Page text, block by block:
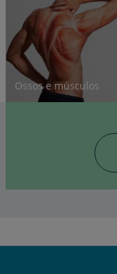
Ossos e músculos